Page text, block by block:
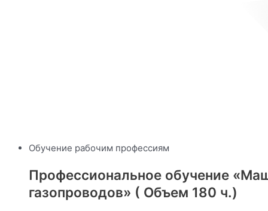
Обучение рабочим профессиям
Профессиональное обучение
газопроводов» ( Объем 180 ч.)